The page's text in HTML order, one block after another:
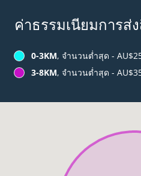
ค่าธรรมเนียมการส่
0-3KM, จำนวนต่ำสุด -
3-8KM, จำนวนต่ำสุด -